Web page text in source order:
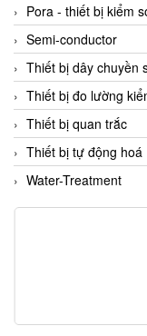
Geokon Vietnam
GESIPA
Gessmann
Gestra
GF
Ghisalba
Gill Instruments
Giovenzana Vietnam
Glual
Pora - thiết bị kiểm
Semi-conductor
Thiết bị dây chuyền
Thiết bị đo lường
Thiết bị quan trắc
Thiết bị tự động hoá
Water-Treatment